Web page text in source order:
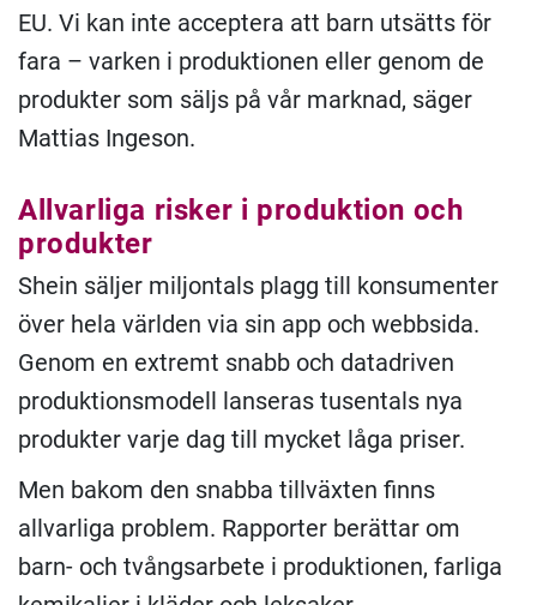
EU. Vi kan inte acceptera att barn utsätts för
fara – varken i produktionen eller genom de
produkter som säljs på vår marknad, säger
Mattias Ingeson.
Allvarliga risker i produktion och
produkter
Shein säljer miljontals plagg till konsumenter
över hela världen via sin app och webbsida.
Genom en extremt snabb och datadriven
produktionsmodell lanseras tusentals nya
produkter varje dag till mycket låga priser.
Men bakom den snabba tillväxten finns
allvarliga problem. Rapporter berättar om
barn- och tvångsarbete i produktionen, farliga